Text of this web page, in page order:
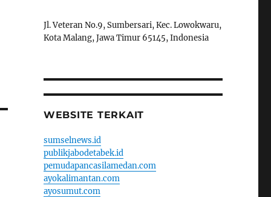
Jl. Veteran No.9, Sumbersari, Kec. Lowokwaru,
Kota Malang, Jawa Timur 65145, Indonesia
WEBSITE TERKAIT
sumselnews.id
publikjabodetabek.id
pemudapancasilamedan.com
ayokalimantan.com
ayosumut.com